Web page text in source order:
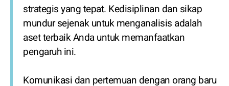
strategis yang tepat. Kedisiplinan dan sikap
mundur sejenak untuk menganalisis adalah
aset terbaik Anda untuk memanfaatkan
pengaruh ini.
Komunikasi dan pertemuan dengan orang baru